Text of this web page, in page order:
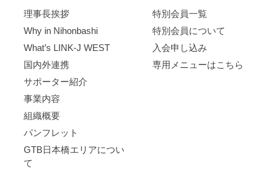
理事長挨拶
Why in Nihonbashi
What’s LINK-J WEST
国内外連携
サポーター紹介
事業内容
組織概要
パンフレット
GTB日本橋エリアについ
て
特別会員一覧
特別会員について
入会申し込み
専用メニューはこちら